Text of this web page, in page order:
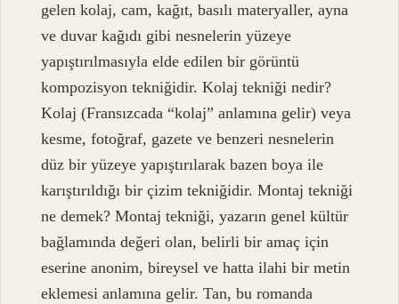
gelen kolaj, cam, kağıt, basılı materyaller, ayna
ve duvar kağıdı gibi nesnelerin yüzeye
yapıştırılmasıyla elde edilen bir görüntü
kompozisyon tekniğidir. Kolaj tekniği nedir?
Kolaj (Fransızcada “kolaj” anlamına gelir) veya
kesme, fotoğraf, gazete ve benzeri nesnelerin
düz bir yüzeye yapıştırılarak bazen boya ile
karıştırıldığı bir çizim tekniğidir. Montaj tekniği
ne demek? Montaj tekniği, yazarın genel kültür
bağlamında değeri olan, belirli bir amaç için
eserine anonim, bireysel ve hatta ilahi bir metin
eklemesi anlamına gelir. Tan, bu romanda